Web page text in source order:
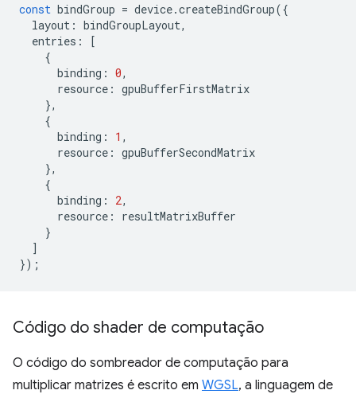
const bindGroup = device.createBindGroup({
layout : bindGroupLayout,
entries :
[
{
binding : 0,
resource : gpuBufferFirstMatrix
},
{
binding : 1 ,
resource : gpuBufferSecondMatrix
},
{
binding : 2,
resource :
resultMatrixBuffer
}
]
});
Código do shader de computação
O código do sombreador de computação para
multiplicar matrizes é escrito em WGSL, a linguagem de